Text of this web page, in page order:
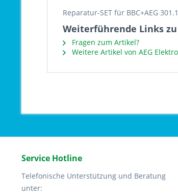
Reparatur-SET für BBC+AEG
Weiterführende Links zu
Fragen zum Artikel?
Weitere Artikel von AEG
Service Hotline
Telefonische Unterstützung und Beratung
unter: